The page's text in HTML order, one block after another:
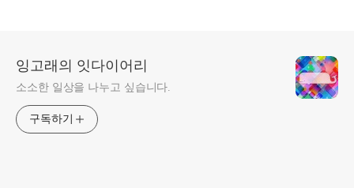
잉고래의 잇다이어리
소소한 일상을 나누고 싶습니다.
구독하기